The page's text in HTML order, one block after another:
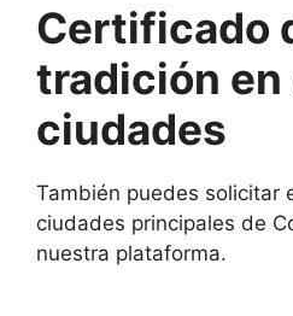
Certificado
tradición en
ciudades
También puedes solicitar
ciudades principales de
nuestra plataforma.